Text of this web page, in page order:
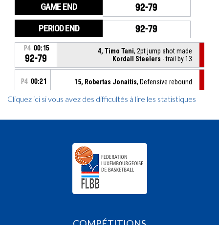
Cliquez ici si vous avez des difficultés à lire les statistiques